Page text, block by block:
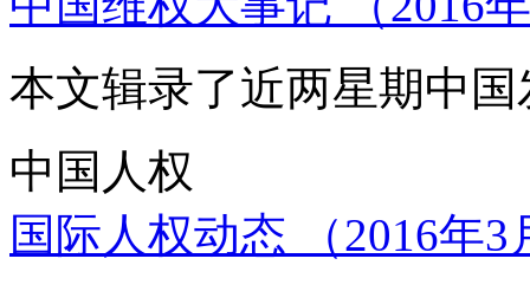
本文辑录了近两星期中
中国人权
国际人权动态 （2016年